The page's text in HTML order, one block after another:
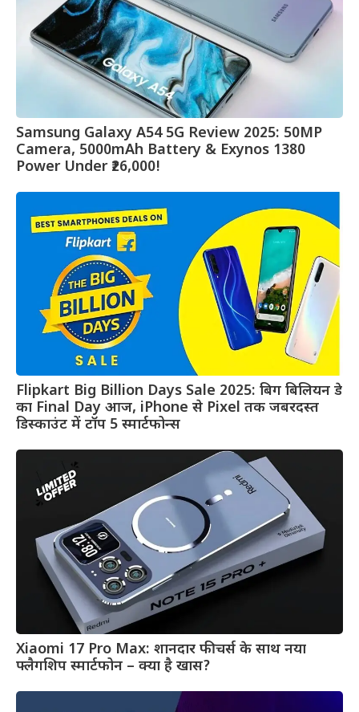
Samsung Galaxy A54 5G Review 2025: 50MP
Camera, 5000mAh Battery & Exynos 1380
Power Under ₹26,000!
Flipkart Big Billion Days Sale 2025: बिग बिलियन डे
का Final Day आज, iPhone से Pixel तक जबरदस्त
डिस्काउंट में टॉप 5 स्मार्टफोन्स
Xiaomi 17 Pro Max: शानदार फीचर्स के साथ नया
फ्लैगशिप स्मार्टफोन – क्या है खास?